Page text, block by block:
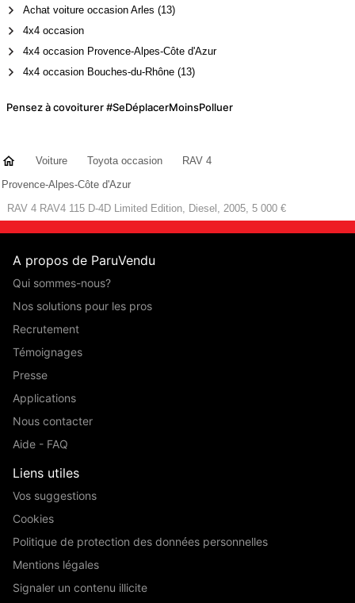
Achat voiture occasion Arles (13)
4x4 occasion
4x4 occasion Provence-Alpes-Côte d'Azur
4x4 occasion Bouches-du-Rhône (13)
Pensez à covoiturer #SeDéplacerMoinsPolluer
Voiture Toyota occasion
RAV 4
Provence-Alpes-Côte d'Azur
RAV 4 RAV4 115 D-4D Limited Edition, Diesel, 2005, 5 000 €
A propos de ParuVendu
Qui sommes-nous?
Nos solutions pour les pros
Recrutement
Témoignages
Presse
Applications
Nous contacter
Aide - FAQ
Liens utiles
Vos suggestions
Cookies
Politique de protection des données personnelles
Mentions légales
Signaler un contenu illicite